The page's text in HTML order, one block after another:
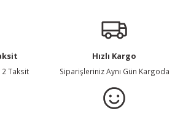
Taksit
Hızlı Kargo
Siparişleriniz Aynı Gün Kargoda